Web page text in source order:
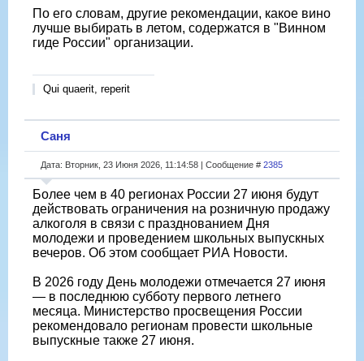
По его словам, другие рекомендации, какое вино
лучше выбирать в летом, содержатся в "Винном
гиде России" организации.
Qui quaerit, reperit
Саня
Дата: Вторник, 23 Июня 2026, 11:14:58 | Сообщение # 2385
Более чем в 40 регионах России 27 июня будут
действовать ограничения на розничную продажу
алкоголя в связи с празднованием Дня
молодежи и проведением школьных выпускных
вечеров. Об этом сообщает РИА Новости.
В 2026 году День молодежи отмечается 27 июня
— в последнюю субботу первого летнего
месяца. Министерство просвещения России
рекомендовало регионам провести школьные
выпускные также 27 июня.